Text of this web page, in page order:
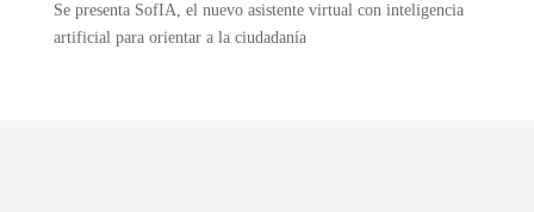
Se presenta SofIA, el nuevo asistente virtual con inteligencia
artificial para orientar a la ciudadanía